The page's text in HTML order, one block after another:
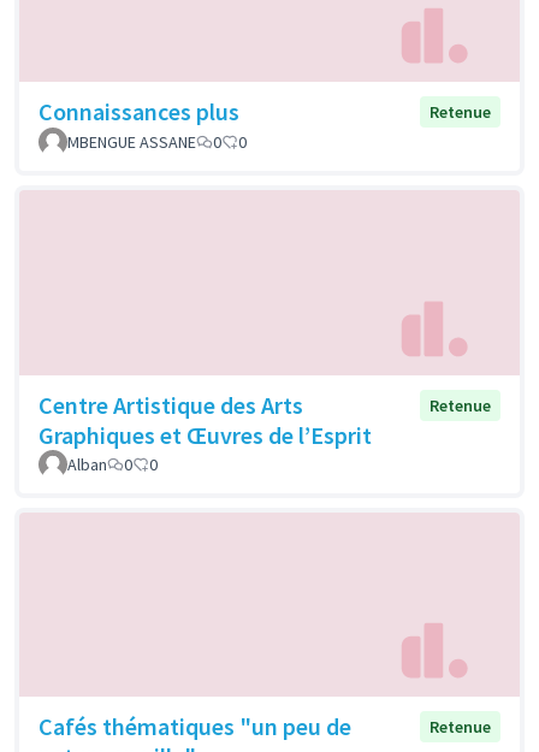
Connaissances plus
Retenue
MBENGUE ASSANE
0 0
Centre Artistique des Arts
Graphiques et Œuvres de l’Esprit
Retenue
Alban 0 0
Cafés thématiques "un peu de
Retenue